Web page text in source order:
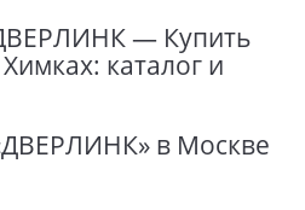
— Купить
каталог и
в Москве